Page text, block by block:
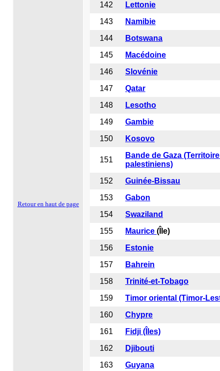
Retour en haut de page
142
Lettonie
143
Namibie
144
Botswana
145
Macédoine
146
Slovénie
147
Qatar
148
Lesotho
149
Gambie
150
Kosovo
151
Bande de Gaza
palestiniens)
152
Guinée-Bissau
153
Gabon
154
Swaziland
155
Maurice (Île)
156
Estonie
157
Bahrein
158
Trinité-et-Tobago
159
Timor oriental (Timor-
160
Chypre
161
Fidji (Îles)
162
Djibouti
163
Guyana